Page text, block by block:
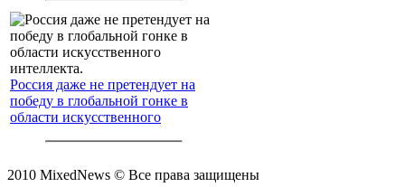
Россия даже не претендует на
победу в глобальной гонке в
области искусственного
2010 MixedNews © Все права защищены